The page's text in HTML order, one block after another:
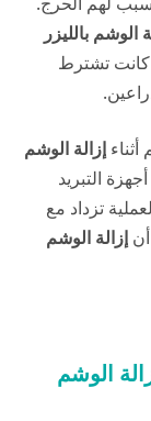
الوشم بالليزر
تشترط
إزالة الوشم
التبريد
تزداد مع
إزالة الوشم
الوشم